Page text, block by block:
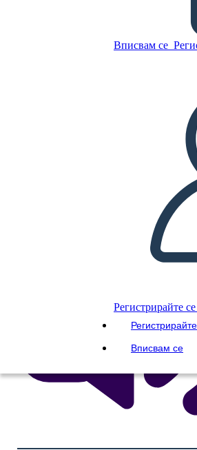
Вписвам се
Регистрирайте
Вписвам се
Fatti del
Camicia
Копирайте този
СЪЗДАЙТЕ
ПУСКАНЕ НА
ЧЕТИ